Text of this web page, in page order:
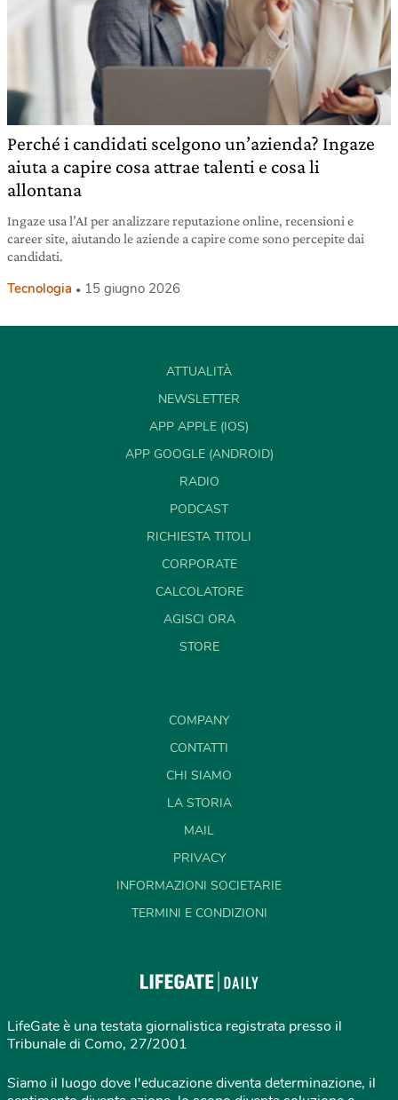
Perché i candidati scelgono un’azienda? Ingaze
aiuta a capire cosa attrae talenti e cosa li
allontana
Ingaze usa l’AI per analizzare reputazione online, recensioni e
career site, aiutando le aziende a capire come sono percepite dai
candidati.
Tecnologia 15 giugno 2026
ATTUALITÀ
NEWSLETTER
APP APPLE (IOS)
APP GOOGLE (ANDROID)
RADIO
PODCAST
RICHIESTA TITOLI
CORPORATE
CALCOLATORE
AGISCI ORA
STORE
COMPANY
CONTATTI
CHI SIAMO
LA STORIA
MAIL
PRIVACY
INFORMAZIONI SOCIETARIE
TERMINI E CONDIZIONI
LifeGate è una testata giornalistica registrata presso il
Tribunale di Como, 27/2001
Siamo il luogo dove l'educazione diventa determinazione, il